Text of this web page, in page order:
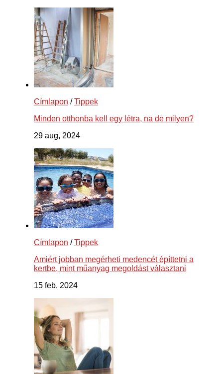
Címlapon /Tippek
Minden otthonba kell egy létra, na de milyen?
29 aug, 2024
Címlapon /Tippek
Amiért jobban megérheti medencét építtetni a
kertbe, mint műanyag megoldást választani
15 feb, 2024